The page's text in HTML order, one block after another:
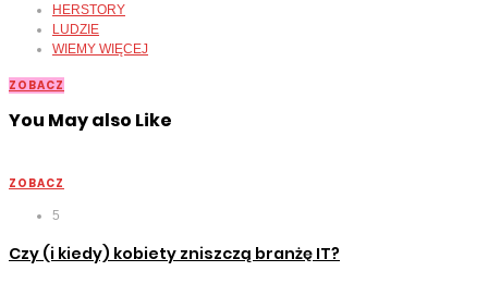
HERSTORY
LUDZIE
WIEMY WIĘCEJ
ZOBACZ
You May also Like
ZOBACZ
5
Czy (i kiedy) kobiety zniszczą branżę IT?